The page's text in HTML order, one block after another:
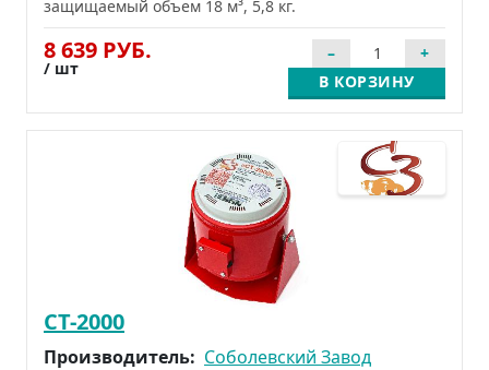
защищаемый объем 18 м³, 5,8 кг.
8 639 РУБ.
/ шт
В КОРЗИНУ
СТ-2000
Производитель: Соболевский Завод